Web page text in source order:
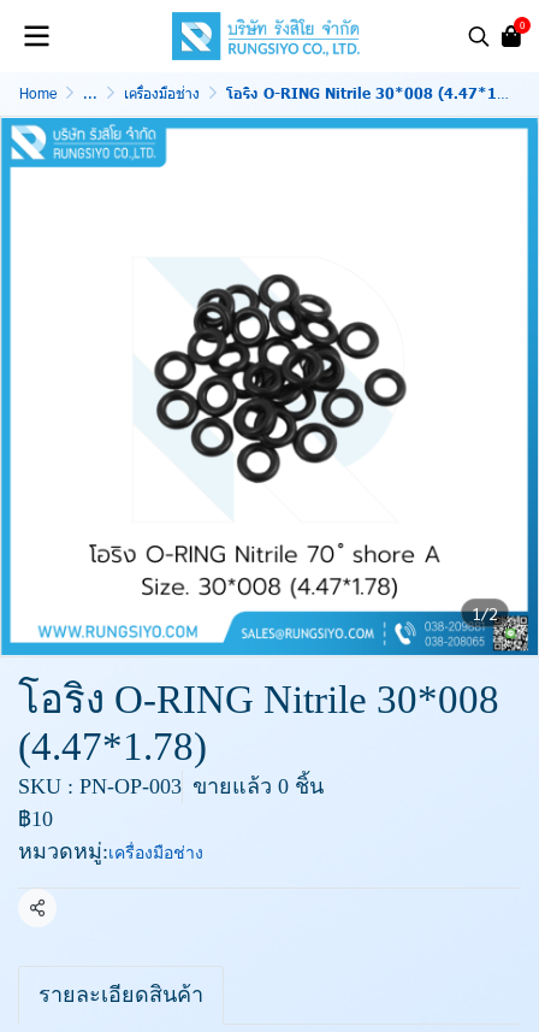
0
Home ... เครื่องมือช่าง โอริง O-RING Nitrile 30*008 (4.47*1.78)
1/2
โอริง O-RING Nitrile 30*008
(4.47*1.78)
SKU : PN-OP-003 ขายแล้ว 0 ชิ้น
฿10
หมวดหมู่:เครื่องมือช่าง
แชร์
รายละเอียดสินค้า